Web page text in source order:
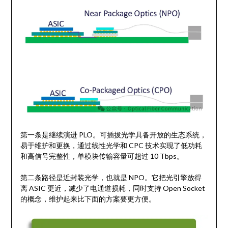
第一条是继续演进 PLO。可插拔光学具备开放的生态系统，
易于维护和更换，通过线性光学和 CPC 技术实现了低功耗
和高信号完整性，单模块传输容量可超过 10 Tbps。
第二条路径是近封装光学，也就是 NPO。它把光引擎放得
离 ASIC 更近，减少了电通道损耗，同时支持 Open Socket
的概念，维护起来比下面的方案要更方便。